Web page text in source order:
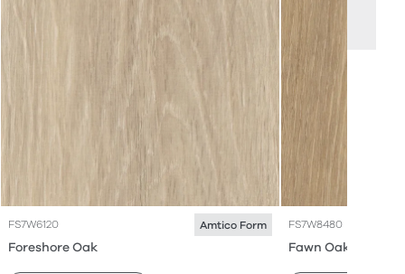
FS7W6120 Amtico Form
Foreshore Oak
FS7W8480
Fawn Oak